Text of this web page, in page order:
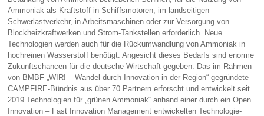
Ammoniak als Kraftstoff in Schiffsmotoren, im landseitigen
Schwerlastverkehr, in Arbeitsmaschinen oder zur Versorgung von
Blockheizkraftwerken und Strom-Tankstellen erforderlich. Neue
Technologien werden auch für die Rückumwandlung von Ammoniak in
hochreinen Wasserstoff benötigt. Angesicht dieses Bedarfs sind enorme
Zukunftschancen für die deutsche Wirtschaft gegeben. Das im Rahmen
von BMBF „WIR! – Wandel durch Innovation in der Region“ gegründete
CAMPFIRE-Bündnis aus über 70 Partnern erforscht und entwickelt seit
2019 Technologien für „grünen Ammoniak“ anhand einer durch ein Open
Innovation – Fast Innovation Management entwickelten Technologie-